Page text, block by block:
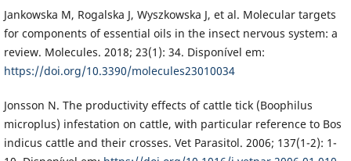
Jankowska M, Rogalska J, Wyszkowska J, et al. Molecular targets
for components of essential oils in the insect nervous system: a
review. Molecules. 2018; 23(1): 34. Disponível em:
https://doi.org/10.3390/molecules23010034
Jonsson N. The productivity effects of cattle tick (Boophilus
microplus) infestation on cattle, with particular reference to Bos
indicus cattle and their crosses. Vet Parasitol. 2006; 137(1-2): 1-